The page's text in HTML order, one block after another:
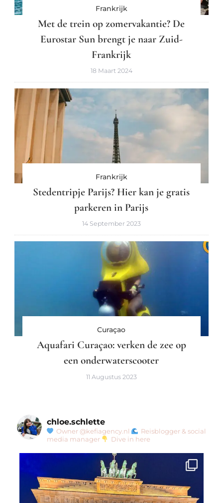
Frankrijk
Met de trein op zomervakantie? De
Eurostar Sun brengt je naar Zuid-
Frankrijk
18 Maart 2024
Frankrijk
Stedentripje Parijs? Hier kan je gratis
parkeren in Parijs
14 September 2023
Curaçao
Aquafari Curaçao: verken de zee op
een onderwaterscooter
11 Augustus 2023
chloe.schlette
Owner @kefiagency.nl
Reisblogger & social
media manager
Dive in here